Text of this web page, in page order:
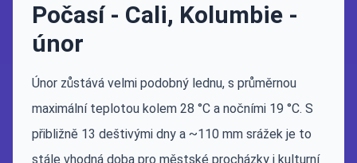
Počasí - Cali, Kolumbie -
únor
Únor zůstává velmi podobný lednu, s průměrnou
maximální teplotou kolem 28 °C a nočními 19 °C. S
přibližně 13 deštivými dny a ~110 mm srážek je to
stále vhodná doba pro městské procházky i kulturní